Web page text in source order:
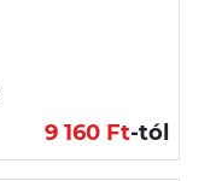
9 160 Ft-tól